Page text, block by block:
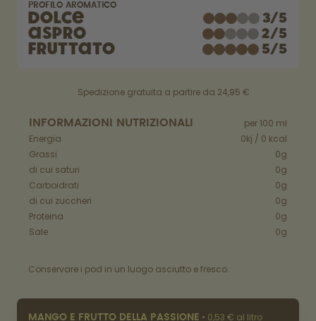
PROFILO AROMATICO
Dolce 3/5
Aspro 2/5
Fruttato 5/5
Spedizione gratuita a partire da 24,95 €
INFORMAZIONI NUTRIZIONALI
per 100 ml
Energia
0kj / 0 kcal
Grassi
0g
di cui saturi
0g
Carboidrati
0g
di cui zuccheri
0g
Proteina
0g
Sale
0g
Conservare i pod in un luogo asciutto e fresco.
MANGO E FRUTTO DELLA PASSIONE • 0,53 € al litro